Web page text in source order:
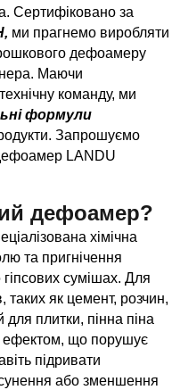
Сертифіковано за
ми прагнемо виробляти
дефоамеру
Маючи
команду, ми
формули
Запрошуємо
LANDU
дефоамер?
хімічна
та пригнічення
сумішах. Для
таких як цемент, розчин,
плитки, пінна піна
ефектом, що порушує
підривати
усунення або зменшення